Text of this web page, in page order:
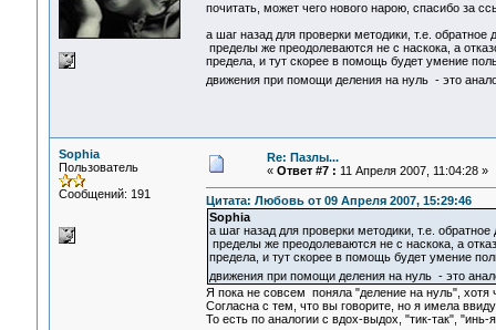
почитать, может чего нового нарою, спасибо за
а шаг назад для проверки методики, т.е.
пределы же преодолеваются не с наскока, а
предела, и тут скорее в помощь будет умение
движения при помощи деления на нуль - это
Sophia
Пользователь
Сообщений: 191
Re: Пазлы...
« Ответ #7 : 11 Апреля 2007, 11:04:28 »
Цитата: Любовь от 09 Апреля 2007, 15:29:46
Sophia
а шаг назад для проверки методики, т.е.
пределы же преодолеваются не с наскока, а
предела, и тут скорее в помощь будет умение
движения при помощи деления на нуль - это
Я пока не совсем поняла "деление на нуль",
Согласна с тем, что вы говорите, но я имела
То есть по аналогии с вдох-выдох, "тик-так",